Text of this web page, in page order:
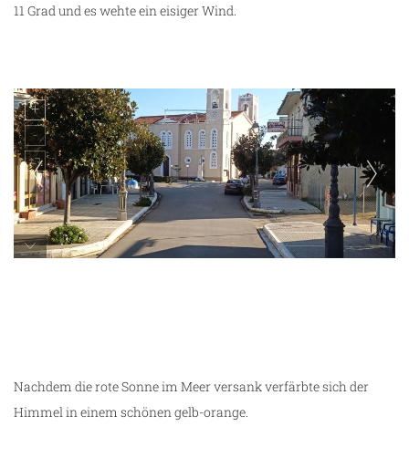
11 Grad und es wehte ein eisiger Wind.
Nachdem die rote Sonne im Meer versank verfärbte sich der
Himmel in einem schönen gelb-orange.